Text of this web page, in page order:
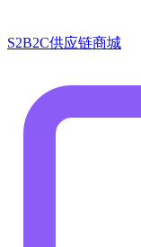
S2B2C供应链商城